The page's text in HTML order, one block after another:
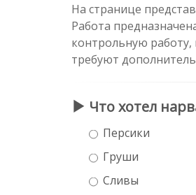
На странице
Работа
контрольную
требуют
Что хотел
Персики
Груши
Сливы